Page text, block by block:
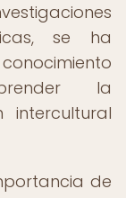
se ha
la
de